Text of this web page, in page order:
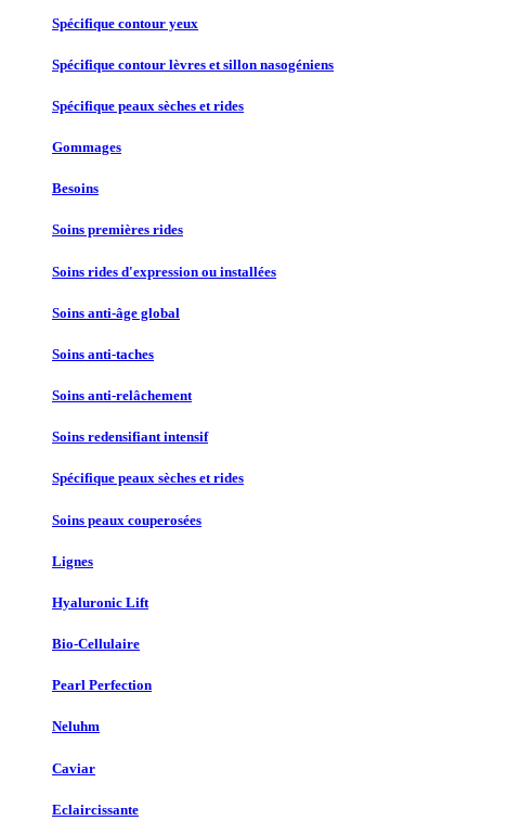
Spécifique contour yeux
Spécifique contour lèvres et sillon nasogéniens
Spécifique peaux sèches et rides
Gommages
Besoins
Soins premières rides
Soins rides d'expression ou installées
Soins anti-âge global
Soins anti-taches
Soins anti-relâchement
Soins redensifiant intensif
Spécifique peaux sèches et rides
Soins peaux couperosées
Lignes
Hyaluronic Lift
Bio-Cellulaire
Pearl Perfection
Neluhm
Caviar
Eclaircissante